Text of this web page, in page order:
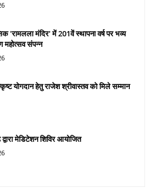
'रामलला मंदिर' में 201वें स्थापना वर्ष पर भव्य
महोत्सव संपन्न
योगदान हेतु राजेश श्रीवास्तव को मिले सम्मान
मेडिटेशन शिविर आयोजित